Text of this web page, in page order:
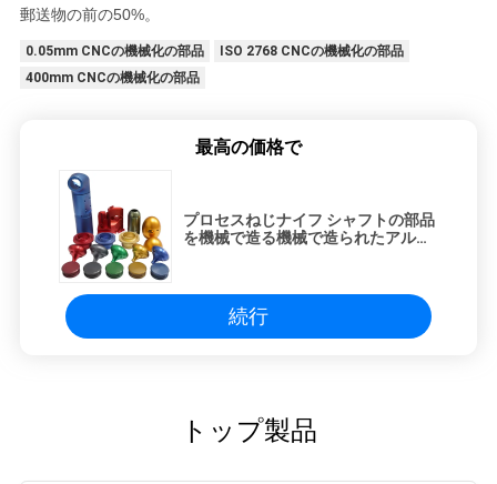
郵送物の前の50%。
0.05mm CNCの機械化の部品
ISO 2768 CNCの機械化の部品
400mm CNCの機械化の部品
最高の価格で
プロセスねじナイフ シャフトの部品
を機械で造る機械で造られたアルミ
続行
トップ製品